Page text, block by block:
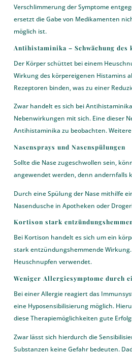
Verschlimmerung der Symptome
ersetzt die Gabe von Medikamenten
möglich ist.
Antihistaminika – Schwächung
Der Körper schüttet bei einem
Wirkung des körpereigenen Histamins
Rezeptoren binden, was zu einer
Zwar handelt es sich bei
Nebenwirkungen mit sich. Eine dieser
Antihistaminika zu beobachten.
Nasensprays und Nasenspülungen
Sollte die Nase zugeschwollen sein,
angewendet werden, denn andernfalls
Durch eine Spülung der Nase mithilfe
Nasendusche in Apotheken oder
Kortison stark
Bei Kortison handelt es sich um ein
stark entzündungshemmende
Heuschnupfen verwendet.
Weniger Allergiesymptome durch
Bei einer Allergie reagiert das
eine Hyposensibilisierung möglich.
diese Therapiemöglichkeiten gute
Zwar lässt sich hierdurch die
Substanzen keine Gefahr bedeuten.